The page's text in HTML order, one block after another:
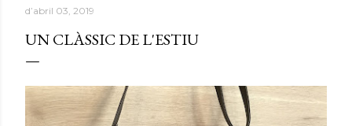
d’abril 03, 2019
UN CLÀSSIC DE L'ESTIU